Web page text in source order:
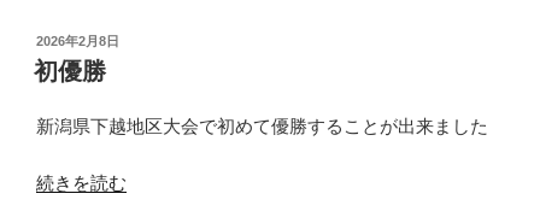
カ
ッ
大
の
投
稿
日:
2026年2月8日
初優勝
新潟県下越地区大会で初めて優勝することが出来ました
“初
続きを読む